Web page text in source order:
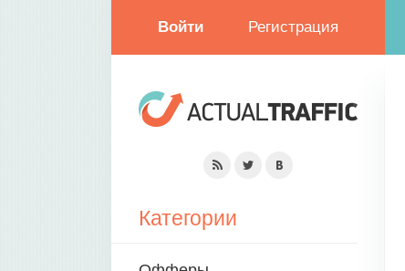
Войти Регистрация
Категории